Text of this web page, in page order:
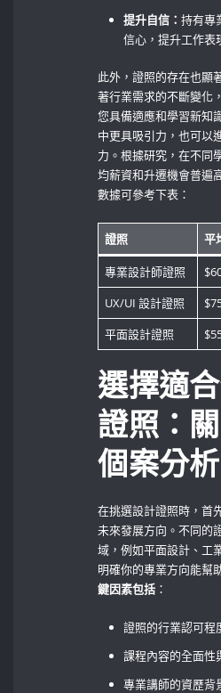
提升自信：持有專
信心，提升工作表
此外，證照的存在也顯
著行業需求的不斷變化
您具備適應和學習新知
中更具吸引力，也可以
力。根據研究，在不同
均薪資和升遷機會普遍
數據可參考下表：
證照 平
專業設計師證照
UX/UI 設計證照
平面設計證照
選擇適
證照：
個案分析
在挑選設計證照時，首
未來發展方向。不同的
域，例如平面設計、工
明確你的專業方向能幫
鍵因素包括 ：
證照的行業認可程
課程內容的全面性
專業講師的資歷背